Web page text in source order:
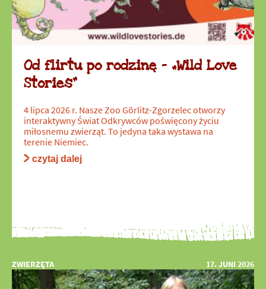
Od flirtu po rodzinę – „Wild Love
Stories”
4 lipca 2026 r. Nasze Zoo Görlitz-Zgorzelec otworzy
interaktywny Świat Odkrywców poświęcony życiu
miłosnemu zwierząt. To jedyna taka wystawa na
terenie Niemiec.
czytaj dalej
ZWIERZĘTA 17. JUNI 2026